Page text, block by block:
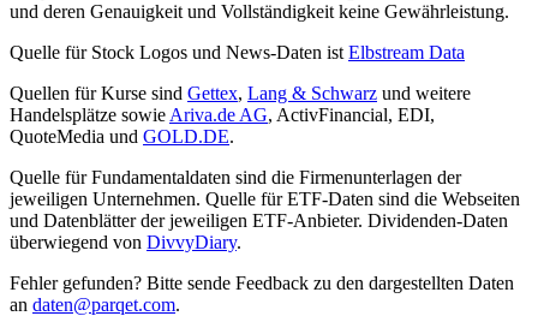
und deren Genauigkeit und Vollständigkeit keine Gewährleistung.
Quelle für Stock Logos und News-Daten ist Elbstream Data
Quellen für Kurse sind Gettex, Lang & Schwarz und weitere
Handelsplätze sowie Ariva.de AG, ActivFinancial, EDI,
QuoteMedia und GOLD.DE.
Quelle für Fundamentaldaten sind die Firmenunterlagen der
jeweiligen Unternehmen. Quelle für ETF-Daten sind die Webseiten
und Datenblätter der jeweiligen ETF-Anbieter. Dividenden-Daten
überwiegend von DivvyDiary.
Fehler gefunden? Bitte sende Feedback zu den dargestellten Daten
an daten@parqet.com.